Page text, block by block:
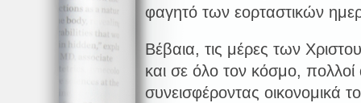
φαγητό των εορταστικών
Βέβαια, τις μέρες των
και σε όλο τον κόσμο,
συνεισφέροντας οικονομικά